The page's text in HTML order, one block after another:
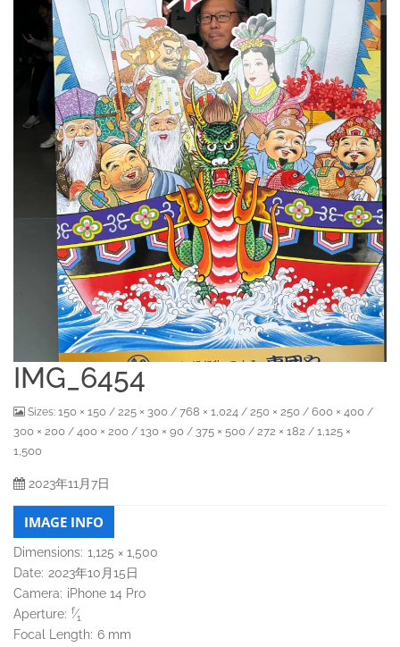
IMG_6454
Sizes: 150 × 150 / 225 × 300 / 768 × 1,024 / 250 × 250 / 600 × 400 /
300 × 200 / 400 × 200 / 130 × 90 / 375 × 500 / 272 × 182 / 1,125 ×
1,500
2023年11月7日
IMAGE INFO
Dimensions: 1,125 × 1,500
Date: 2023年10月15日
Camera: iPhone 14 Pro
Aperture: f⁄1
Focal Length: 6 mm